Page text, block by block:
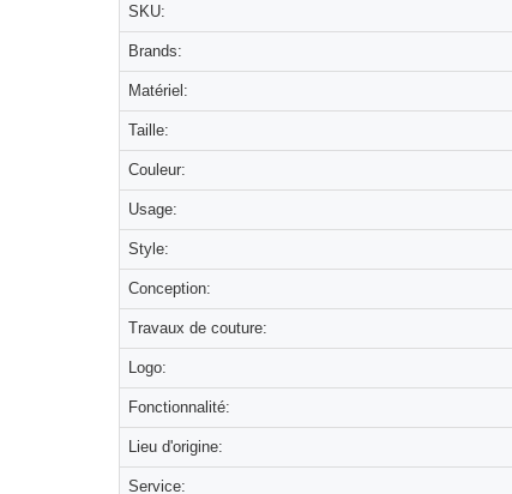
SKU:
Brands:
Matériel:
Taille:
Couleur:
Usage:
Style:
Conception:
Travaux de couture:
Logo:
Fonctionnalité:
Lieu d'origine:
Service: